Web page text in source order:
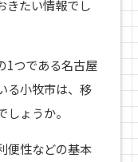
きたい情報でし
1つである名古屋
る小牧市は、移
ょうか。
便性などの基本